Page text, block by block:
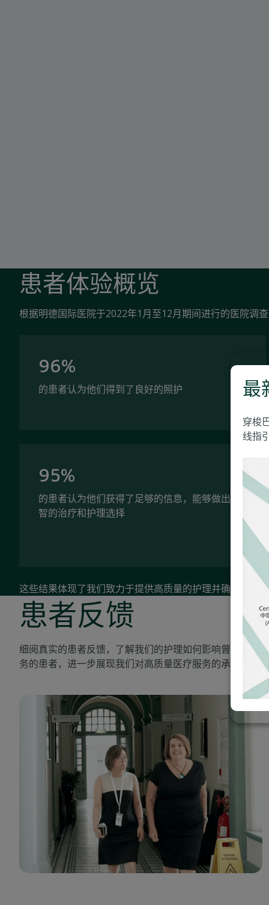
患者体验概览
根据明德国际医院于2022年1月至12月期间进行的医院调
96%
的患者认为他们得到了良好的照护
95%
的患者认为他们获得了足够的信息，能够做出明
智的治疗和护理选择
这些结果体现了我们致力于提供高质量的护理并确保患者
患者反馈
细阅真实的患者反馈，了解我们的护理如何影响曾接受服
务的患者，进一步展现我们对高质量医疗服务的承诺。
最
穿梭
线指